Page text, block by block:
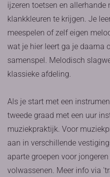
ijzeren toetsen en
klankkleuren te krijgen. Je
meespelen of zelf eigen
wat je hier leert ga je daarna
samenspel. Melodisch
klassieke afdeling.
Als je start met een
tweede graad met een uur
muziekpraktijk. Voor
aan in verschillende
aparte groepen voor
volwassenen. Meer info via